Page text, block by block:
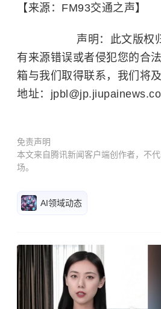
【来源：FM93交通之声】
声明：此文版权归原
有来源错误或者侵犯您的合
箱与我们取得联系，我们将
地址：
免责声明
本文来自腾讯新闻客户端创作者，不
场。
AI领域动态